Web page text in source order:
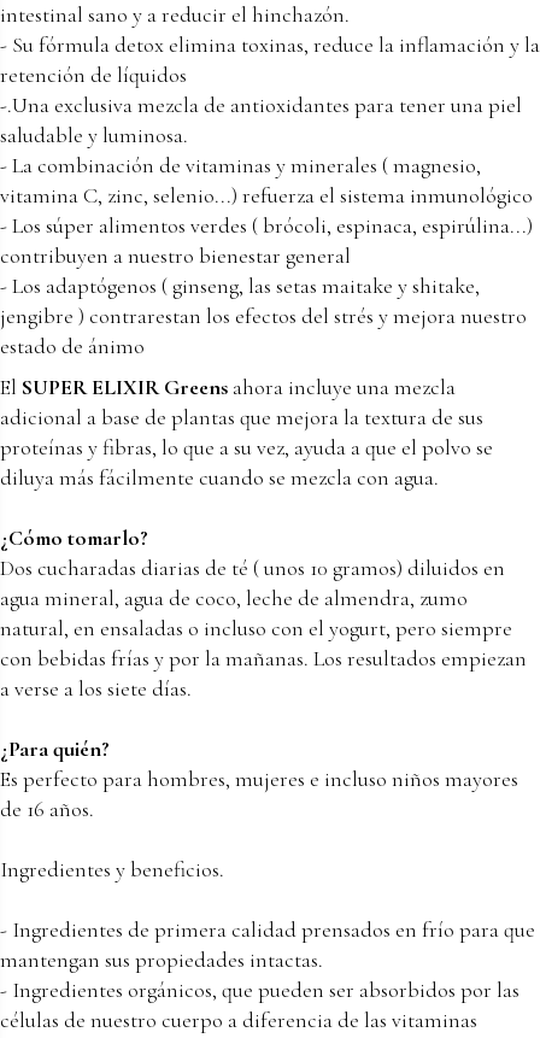
intestinal sano y a reducir el hinchazón.
- Su fórmula detox elimina toxinas, reduce la inflamación y la
retención de líquidos
-.Una exclusiva mezcla de antioxidantes para tener una piel
saludable y luminosa.
- La combinación de vitaminas y minerales ( magnesio,
vitamina C, zinc, selenio...) refuerza el sistema inmunológico
- Los súper alimentos verdes ( brócoli, espinaca, espirúlina...)
contribuyen a nuestro bienestar general
- Los adaptógenos ( ginseng, las setas maitake y shitake,
jengibre ) contrarestan los efectos del strés y mejora nuestro
estado de ánimo
El SUPER ELIXIR Greens ahora incluye una mezcla
adicional a base de plantas que mejora la textura de sus
proteínas y fibras, lo que a su vez, ayuda a que el polvo se
diluya más fácilmente cuando se mezcla con agua.
¿Cómo tomarlo?
Dos cucharadas diarias de té ( unos 10 gramos) diluidos en
agua mineral, agua de coco, leche de almendra, zumo
natural, en ensaladas o incluso con el yogurt, pero siempre
con bebidas frías y por la mañanas. Los resultados empiezan
a verse a los siete días.
¿Para quién?
Es perfecto para hombres, mujeres e incluso niños mayores
de 16 años.
Ingredientes y beneficios.
- Ingredientes de primera calidad prensados en frío para que
mantengan sus propiedades intactas.
- Ingredientes orgánicos, que pueden ser absorbidos por las
células de nuestro cuerpo a diferencia de las vitaminas